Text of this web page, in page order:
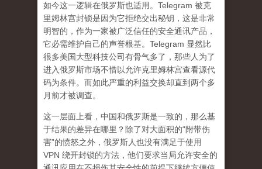
如今这一逻辑在俄罗斯也适用。Telegram 被克
里姆林宫封锁是因为它拒绝交出秘钥，这是非常
明智的，作为一家被广泛信任的安全通讯产品，
它必需维护自己的声誉根基。Telegram 显然比
很多美国大型科技公司有骨气多了，那些人为了
进入俄罗斯市场不惜以允许克里姆林宫查看源代
码为条件。而如此严重的利益交换却直到两个多
月前才被调查。
这一层面上看，中国和俄罗斯是一致的，那么基
于结果的差异在哪里？除了对大面积的“附带伤
害”的愤怒之外，俄罗斯人也没有满足于使用
VPN 绕开封锁的方法，他们要求当局允许安全的